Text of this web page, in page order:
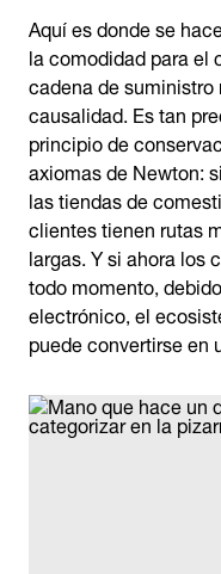
Aquí es donde se
la comodidad para
cadena de
causalidad. Es tan
principio de
axiomas de Newton:
las tiendas de
clientes tienen rutas
largas. Y si ahora los
todo momento,
electrónico, el
puede convertirse en